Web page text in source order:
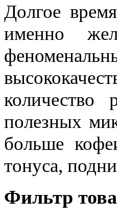
Долгое
именно
количество
полезных
больше
тонуса,
Фильтр